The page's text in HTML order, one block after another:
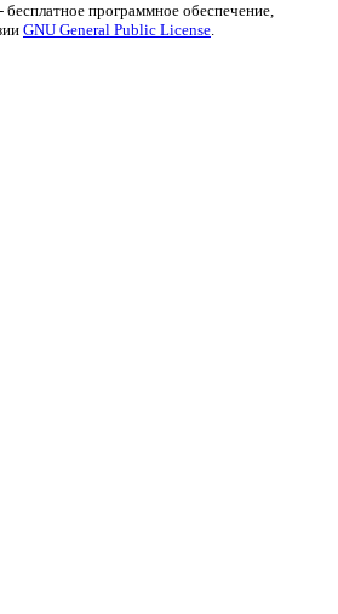
- бесплатное программное обеспечение,
GNU General Public License.